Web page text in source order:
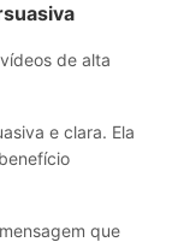
de alta
e clara. Ela
que